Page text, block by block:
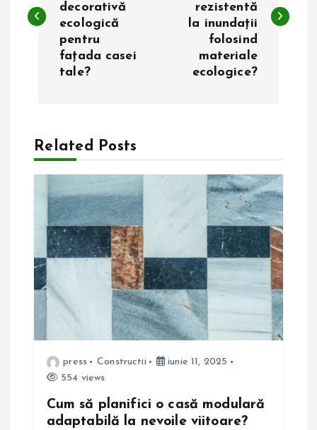
v
r
n
a
r
decorativă
ecologică
pentru
fațada casei
tale?
rezistentă
la inundații
folosind
materiale
ecologice?
Related Posts
press Constructii
iunie 11, 2025
554 views
Cum să planifici o casă modulară
adaptabilă la nevoile viitoare?